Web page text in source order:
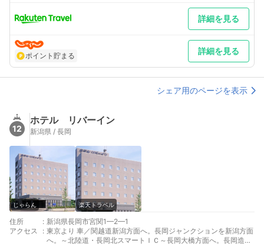
詳細を見る
ポイント貯まる 詳細を見る
シェア用のページを表示
12
ホテル リバーイン
新潟県 / 長岡
じゃらん 楽天トラベル
住所 : 新潟県長岡市宮関1—2—1
アクセス
: 東京より 車／関越道新潟方面へ。長岡ジャンクションを新潟方面
へ。～北陸道・長岡北スマートＩＣ～長岡大橋方面へ。長岡造形